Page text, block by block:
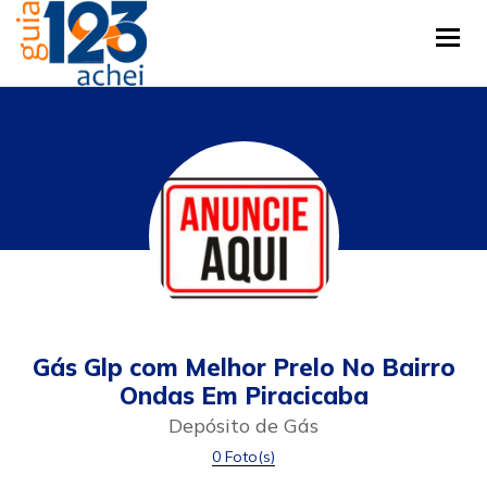
Gás Glp com Melhor Prelo No Bairro
Ondas Em Piracicaba
Depósito de Gás
0 Foto(s)